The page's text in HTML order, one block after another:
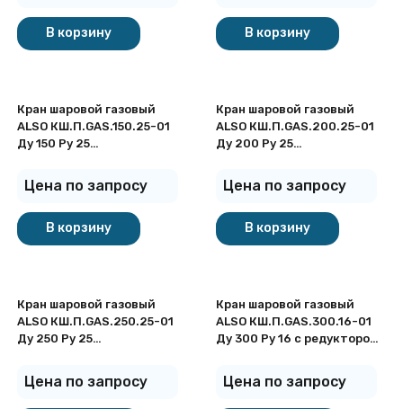
В корзину В корзину
Кран шаровой газовый
ALSO КШ.П.GAS.150.25-01
Ду 150 Ру 25
приварку
Цена по запросу
В корзину
Кран шаровой газовый
ALSO КШ.П.GAS.200.25-01
Ду 200 Ру 25
приварку
Цена по запросу
В корзину
Кран шаровой газовый
ALSO КШ.П.GAS.250.25-01
Ду 250 Ру 25
приварку
Цена по запросу
Кран шаровой газовый
ALSO КШ.П.GAS.300.16-01
Ду 300 Ру 16 с редуктором
приварку
Цена по запросу